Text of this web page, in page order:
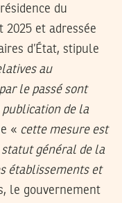
du
2025 et adressée
d’État, stipule
au
le passé sont
de la
« cette mesure est
statut général de la
établissements et
le gouvernement